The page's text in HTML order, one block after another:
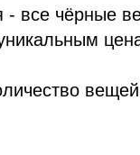
- все чёрные